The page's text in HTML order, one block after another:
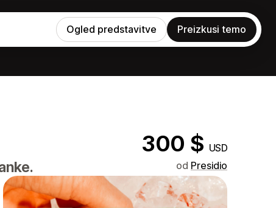
Ogled predstavitve Preizkusi temo
300 $ USD
od Presidio